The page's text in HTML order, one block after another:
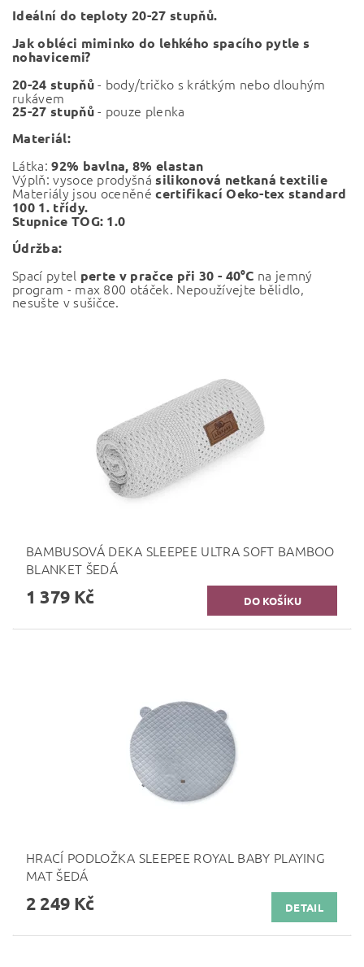
Ideální do teploty 20-27 stupňů.
Jak obléci miminko do lehkého spacího pytle s
nohavicemi?
20-24 stupňů- body/tričko s krátkým nebo dlouhým
rukávem
25-27 stupňů- pouze plenka
Materiál:
Látka:92% bavlna, 8% elastan
Výplň: vysoce prodyšnásilikonová netkaná textilie
Materiály jsou oceněnécertifikací Oeko-tex standard
100 1. třídy.
Stupnice TOG: 1.0
Údržba:
Spací pytel perte v pračce při 30 - 40°C na jemný
program - max 800 otáček. Nepoužívejte bělidlo,
nesušte v sušičce.
BAMBUSOVÁ DEKA SLEEPEE ULTRA SOFT BAMBOO
BLANKET ŠEDÁ
1 379 Kč
HRACÍ PODLOŽKA SLEEPEE ROYAL BABY PLAYING
MAT ŠEDÁ
2 249 Kč DETAIL